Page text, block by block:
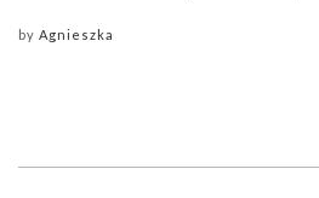
by Agnieszka